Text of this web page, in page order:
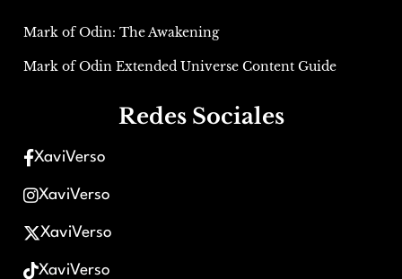
Mark of Odin: The Awakening
Mark of Odin Extended Universe Content Guide
Redes Sociales
XaviVerso
XaviVerso
XaviVerso
XaviVerso